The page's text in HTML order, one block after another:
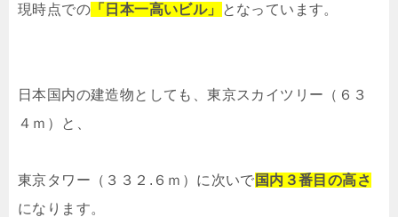
現時点での 「日本一高いビル」 となっています。
日本国内の建造物としても、東京スカイツリー（６３
４ｍ）と、
東京タワー（３３２.６ｍ）に次いで 国内３番目の高さ
になります。